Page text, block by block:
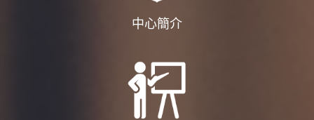
中心簡介